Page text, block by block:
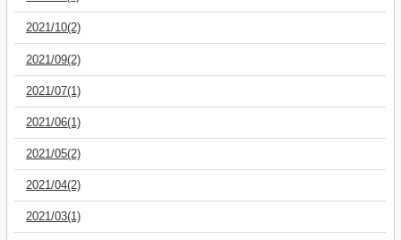
2021/10(2)
2021/09(2)
2021/07(1)
2021/06(1)
2021/05(2)
2021/04(2)
2021/03(1)